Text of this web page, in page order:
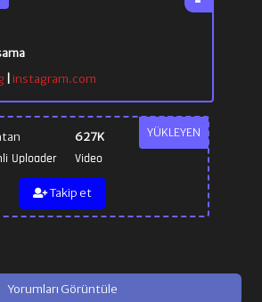
YÜKLEYEN
Uploader
627K
Video
Takip et
| instagram.com
Yorumları Görüntüle